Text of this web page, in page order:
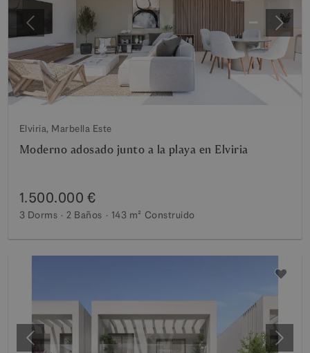
Anterior
Elviria, Marbella Este
Moderno adosado junto a la playa en Elviria
1.500.000 €
3 Dorms 2 Baños 143 m² Construido
Anterior